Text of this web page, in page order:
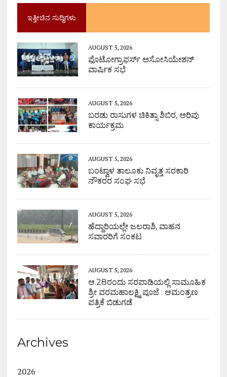
ಇತ್ತೀಚಿನ ಸುದ್ದಿಗಳು
AUGUST 5, 2026
ಫೊಟೋಗ್ರಾಫರ್ಸ್ ಅಸೋಸಿಯೇಶನ್
ವಾರ್ಷಿಕ ಸಭೆ
AUGUST 5, 2026
ಬರಡು ರಾಸುಗಳ ಚಿಕಿತ್ಸಾ ಶಿಬಿರ, ಅರಿವು
ಕಾರ್ಯಕ್ರಮ
AUGUST 5, 2026
ಬಂಟ್ವಾಳ ತಾಲೂಕು ನಿವೃತ್ತ ಸರಕಾರಿ
ನೌಕರರ ಸಂಘ ಸಭೆ
AUGUST 5, 2026
ಹೆದ್ದಾರಿಯಲ್ಲೇ ಜಲರಾಶಿ, ವಾಹನ
ಸವಾರರಿಗೆ ಸಂಕಟ
AUGUST 5, 2026
ಆ.28ರಂದು ಸರಪಾಡಿಯಲ್ಲಿ ಸಾಮೂಹಿಕ
ಶ್ರೀ ವರಮಹಾಲಕ್ಷ್ಮಿ ಪೂಜೆ : ಆಮಂತ್ರಣ
ಪತ್ರಿಕೆ ಬಿಡುಗಡೆ
Archives
2026